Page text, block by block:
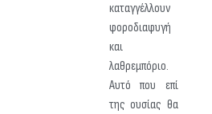
καταγγέλλουν
φοροδιαφυγή
και
λαθρεμπόριο.
Αυτό που επί
της ουσίας θα